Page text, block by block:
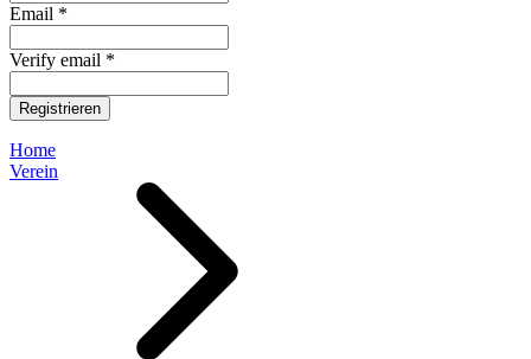
Email *
Verify email *
Registrieren
Home
Verein